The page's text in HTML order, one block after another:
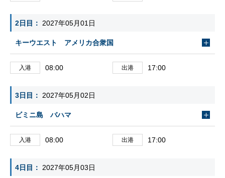
2日目 2027年05月01日
キーウエスト アメリカ合衆国
入港 08:00 出港 17:00
3日目 2027年05月02日
ビミニ島 バハマ
入港 08:00 出港 17:00
4日目 2027年05月03日